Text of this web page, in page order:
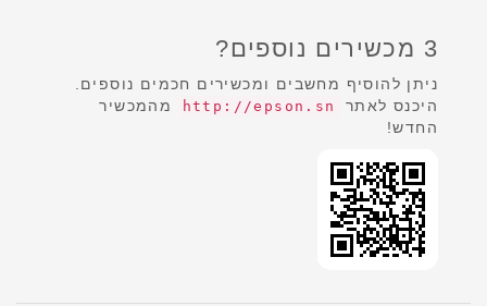
3 מכשירים נוספים?
ניתן להוסיף מחשבים ומכשירים חכמים נוספים.
היכנס לאתר
http://epson.sn
מהמכשיר
החדש!